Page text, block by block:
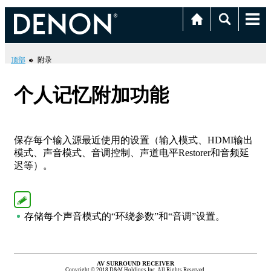
顶部 附录
个人记忆附加功能
保存每个输入源最近使用的设置（输入模式、HDMI输出
模式、声音模式、音调控制、声道电平Restorer和音频延
迟等）。
存储每个声音模式的“环绕参数”和“音调”设置。
AV SURROUND RECEIVER
Copyright © 2018 D&M Holdings Inc. All Rights Reserved.